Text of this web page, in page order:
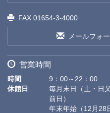
FAX 01654-3-4000
メールフォ
営業時間
時間
9：00～22：00
休館日
毎月末日（土・日
前日）
年末年始（12月28